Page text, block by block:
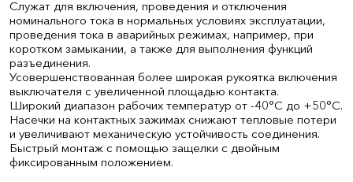
Служат для включения, проведения и отключения
номинального тока в нормальных условиях эксплуатации,
проведения тока в аварийных режимах, например, при
коротком замыкании, а также для выполнения функций
разъединения.
Усовершенствованная более широкая рукоятка включения
выключателя с увеличенной площадью контакта.
Широкий диапазон рабочих температур от -40°С до +50°С.
Насечки на контактных зажимах снижают тепловые потери
и увеличивают механическую устойчивость соединения.
Быстрый монтаж с помощью защелки с двойным
фиксированным положением.